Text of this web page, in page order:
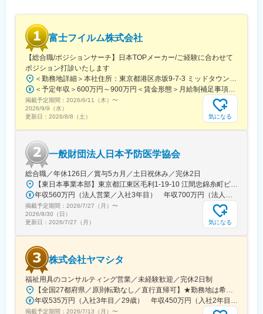
ない医療現場の安心安全や、医療従事者の負担軽減に大きく貢献
しています。
◆高いシェアを持つ製品：
調剤というニッチな分野で、業界トップクラスのシェアを誇る製
品が多数あります。寡占市場だからこそ、競合製品を使っている
顧客からいかにシェアを獲得するか試行錯誤する面白さがありま
す。
変更の範囲：会社の定める業務
富士フイルム株式会社
【総合職/ポジションサーチ】日本TOPメーカー/ご経験に合わせて
ポジション打診いたします
＜勤務地詳細＞本社住所：東京都港区赤坂9-7-3 ミッドタウン・ウェスト勤務地最寄駅：東京メトロ日比谷線／都営大江戸線／六本木駅受動喫煙対策：敷地内全面禁煙
＜予定年収＞600万円～900万円＜賃金形態＞月給制補足事項なし＜賃金内訳＞月額（基本給）：300,000円～500,000円＜月給＞300,000円～500,000円＜昇給有無＞有＜残業手当＞有賃金はあくまでも目安の金額であり、選考を通じて上下する可能性があります。月給(月額)は固定手当を含めた表記です。
掲載予定期間： 2026/6/11（木） 〜
2026/9/9（水）
更新日： 2026/8/8（土） 気になる
一般財団法人日本予防医学協会
総合職／年休126日／賞与5カ月／土日祝休み／完休2日
【東日本事業本部】東京都江東区毛利1-19-10 江間忠錦糸町ビル※訪問先からの直行直帰が可能です！＜アクセス＞・JR総武線（快速・各駅停車）／東京メトロ半蔵門線 錦糸町駅より徒歩5分・東京メトロ半蔵門線／都営新宿線 住吉駅より徒歩5分※受動喫煙対策:屋内全面禁煙
年収560万円（法人営業／入社3年目） 年収700万円（法人営業・チームリーダー／入社5年目）
掲載予定期間： 2026/7/27（月） 〜
2026/8/30（日）
更新日： 2026/7/27（月） 気になる
株式会社ヤマシタ
福祉用具のコンサルティング営業／未経験歓迎／完休2日制
【全国27都府県／原則転勤なし／直行直帰可】★勤務地は希望を考慮★拠点により車通勤OK※充足状況により、ご希望の勤務地での募集が終了している場合があります。※転居を伴う転勤の有無は、半年ごとに希望を伺い、選択いただけます。■東北■・宮城県（仙台市）■関東■・東京都（東京23区など）・神奈川県（横浜市など）・埼玉県（さいたま市など）・千葉県（千葉市など）・茨城県（水戸市）・栃木県（宇都宮市／足利市）・群馬県（前橋市）■東海■・愛知県（名古屋市／豊田市／豊橋市／小牧市）・静岡県（静岡市／浜松市／沼津市／焼津市／富士市）・岐阜県（岐阜市）・三重県（四日市市）■信越・北陸■・長野県（長野市）・山梨県（甲府市）・石川県（金沢市）・富山県（富山市）・福井県（福井市）■関西■・大阪府・兵庫県（神戸市／尼崎市／姫路市）・京都府（京都市）・奈良県（奈良市／天理市）・滋賀県（大津市／彦根市）・和歌山県（和歌山市／田辺市）■中国■・広島県（広島市）・岡山県（岡山市）■四国■・香川県（高松市）■九州■・福岡県（福岡市）
年収535万円（入社3年目／29歳） 年収450万円（入社2年目／26歳）
掲載予定期間： 2026/7/13（月） 〜